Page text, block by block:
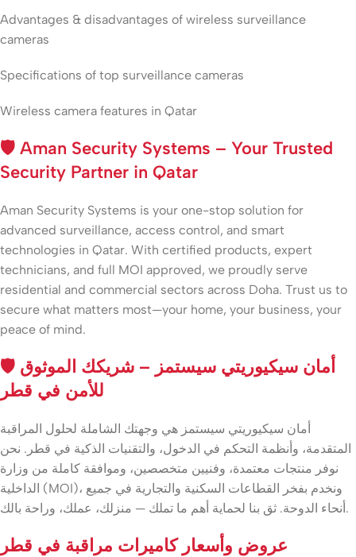
Advantages & disadvantages of wireless surveillance
cameras
Specifications of top surveillance cameras
Wireless camera features in Qatar
🛡️ Aman Security Systems – Your Trusted
Security Partner in Qatar
Aman Security Systems is your one-stop solution for
advanced surveillance, access control, and smart
technologies in Qatar. With certified products, expert
technicians, and full MOI approved, we proudly serve
residential and commercial sectors across Doha. Trust us to
secure what matters most—your home, your business, your
peace of mind.
🛡️ أمان سيكيوريتي سيستمز – شريكك الموثوق
للأمن في قطر
أمان سيكيوريتي سيستمز هي وجهتك الشاملة لحلول المراقبة
المتقدمة، وأنظمة التحكم في الدخول، والتقنيات الذكية في قطر. نحن
نوفر منتجات معتمدة، وفنيين متخصصين، وموافقة كاملة من وزارة
الداخلية (MOI)، ونخدم بفخر القطاعات السكنية والتجارية في جميع
أنحاء الدوحة. ثق بنا لحماية أهم ما تملك — منزلك، عملك، وراحة بالك.
عروض وأسعار كاميرات مراقبة في قطر